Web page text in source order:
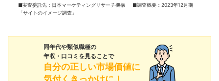
■実査委託先：日本マーケティングリサーチ機構 ■調査概要：2023年12月期
「サイトのイメージ調査」
同年代や類似職種の
年収・口コミを見ることで
自分の正しい市場価値に
気付くきっかけに！